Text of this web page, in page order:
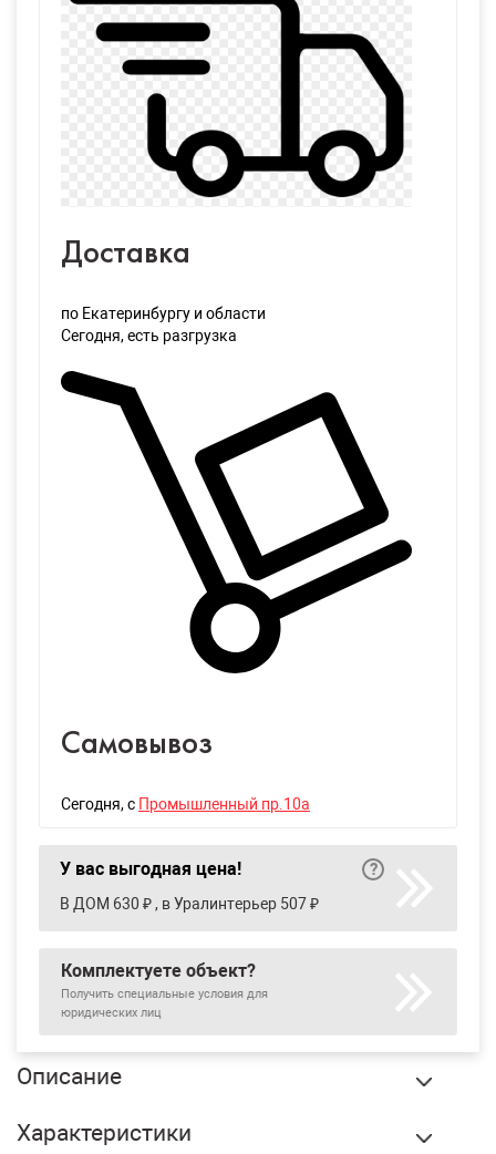
Доставка
по Екатеринбургу и области
Сегодня, есть разгрузка
Самовывоз
Сегодня, с Промышленный пр.10а
У вас выгодная цена!
В ДОМ 630 ₽ , в Уралинтерьер 507 ₽
Комплектуете объект?
Получить специальные условия для
юридических лиц
Описание
3 м, шт купить в Екатеринбурге по оптовой цене в
Характеристики